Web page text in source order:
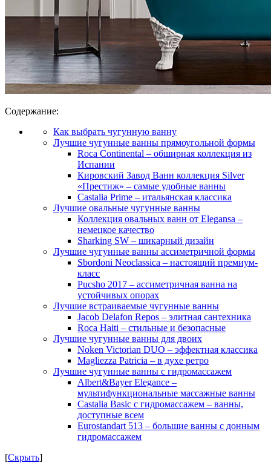
Содержание:
Как выбрать чугунную ванну
Лучшие чугунные ванны прямоугольной формы
Roca Continental – обширная коллекция из
Испании
Кировский Завод Ванн коллекция Silver
«Престиж» – самые удобные ванны
Castalia Prime – итальянская классика
Лучшие овальные чугунные ванны
Коллекция овальных ванн от Elegansa –
немецкое качество
Sharking SW – шикарный дизайн
Лучшие чугунные ванны ассиметричной формы
Sbordoni Neoclassica – настоящий премиум-
класс
Pucsho 2017 – ассиметричная ванна на
устойчивых опорах
Лучшие встраиваемые чугунные ванны
Jacob Delafon Repos – элитная сантехника
Roca Haiti – стильные и безопасные
Лучшие чугунные ванны для двоих
Noken Victorian DUO – эффектная классика
Magliezza Patricia – в духе ретро
Лучшие чугунные ванны с гидромассажем
Albert&Bayer Elegance –
мультифункциональные массажные ванны
Castalia Basic с гидромассажем – ванны,
доступные всем
Eurostandart 513 – большие ванны с донным
гидромассажем
[Скрыть]